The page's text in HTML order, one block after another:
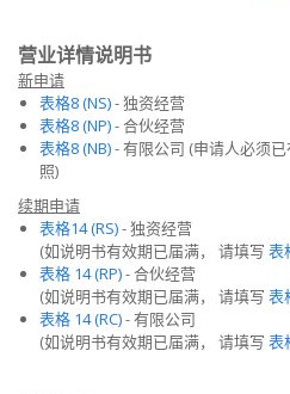
营业详情说明书
新申请
表格8 (NS)- 独资经营
表格8 (NP)- 合伙经营
表格8 (NB)- 有限公司 (申请人必须
照)
续期申请
表格14 (RS)- 独资经营
(如说明书有效期已届满， 请填写 表
表格 14 (RP)- 合伙经营
(如说明书有效期已届满， 请填写 表
表格 14 (RC)- 有限公司
(如说明书有效期已届满， 请填写 表